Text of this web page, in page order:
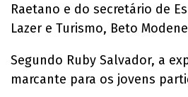
Raetano e do secretário de
Lazer e Turismo, Beto
Segundo Ruby Salvador, a
marcante para os jovens